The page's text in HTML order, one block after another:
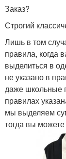
Заказ?
Строгий
Лишь в том
правила, когда
выделиться в
не указано в
даже школьные
правилах
мы выделяем
тогда вы